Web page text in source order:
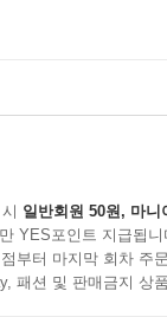
일반회원 50원, 마니
YES포인트 지급됩니
부터 마지막 회차 주
패션 및 판매금지 상